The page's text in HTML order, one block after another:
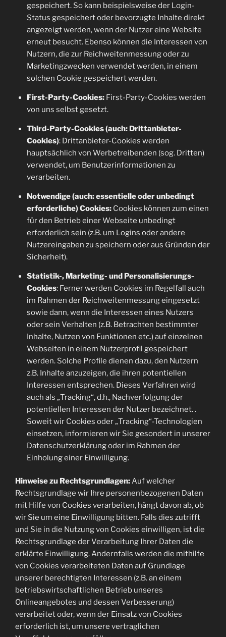
gespeichert. So kann beispielsweise der Login-
Status gespeichert oder bevorzugte Inhalte direkt
angezeigt werden, wenn der Nutzer eine Website
erneut besucht. Ebenso können die Interessen von
Nutzern, die zur Reichweitenmessung oder zu
Marketingzwecken verwendet werden, in einem
solchen Cookie gespeichert werden.
First-Party-Cookies:First-Party-Cookies werden
von uns selbst gesetzt.
Third-Party-Cookies (auch: Drittanbieter-
Cookies): Drittanbieter-Cookies werden
hauptsächlich von Werbetreibenden (sog. Dritten)
verwendet, um Benutzerinformationen zu
verarbeiten.
Notwendige (auch: essentielle oder unbedingt
erforderliche) Cookies:Cookies können zum einen
für den Betrieb einer Webseite unbedingt
erforderlich sein (z.B. um Logins oder andere
Nutzereingaben zu speichern oder aus Gründen der
Sicherheit).
Statistik-, Marketing- und Personalisierungs-
Cookies: Ferner werden Cookies im Regelfall auch
im Rahmen der Reichweitenmessung eingesetzt
sowie dann, wenn die Interessen eines Nutzers
oder sein Verhalten (z.B. Betrachten bestimmter
Inhalte, Nutzen von Funktionen etc.) auf einzelnen
Webseiten in einem Nutzerprofil gespeichert
werden. Solche Profile dienen dazu, den Nutzern
z.B. Inhalte anzuzeigen, die ihren potentiellen
Interessen entsprechen. Dieses Verfahren wird
auch als „Tracking“, d.h., Nachverfolgung der
potentiellen Interessen der Nutzer bezeichnet. .
Soweit wir Cookies oder „Tracking“-Technologien
einsetzen, informieren wir Sie gesondert in unserer
Datenschutzerklärung oder im Rahmen der
Einholung einer Einwilligung.
Hinweise zu Rechtsgrundlagen:Auf welcher
Rechtsgrundlage wir Ihre personenbezogenen Daten
mit Hilfe von Cookies verarbeiten, hängt davon ab, ob
wir Sie um eine Einwilligung bitten. Falls dies zutrifft
und Sie in die Nutzung von Cookies einwilligen, ist die
Rechtsgrundlage der Verarbeitung Ihrer Daten die
erklärte Einwilligung. Andernfalls werden die mithilfe
von Cookies verarbeiteten Daten auf Grundlage
unserer berechtigten Interessen (z.B. an einem
betriebswirtschaftlichen Betrieb unseres
Onlineangebotes und dessen Verbesserung)
verarbeitet oder, wenn der Einsatz von Cookies
erforderlich ist, um unsere vertraglichen